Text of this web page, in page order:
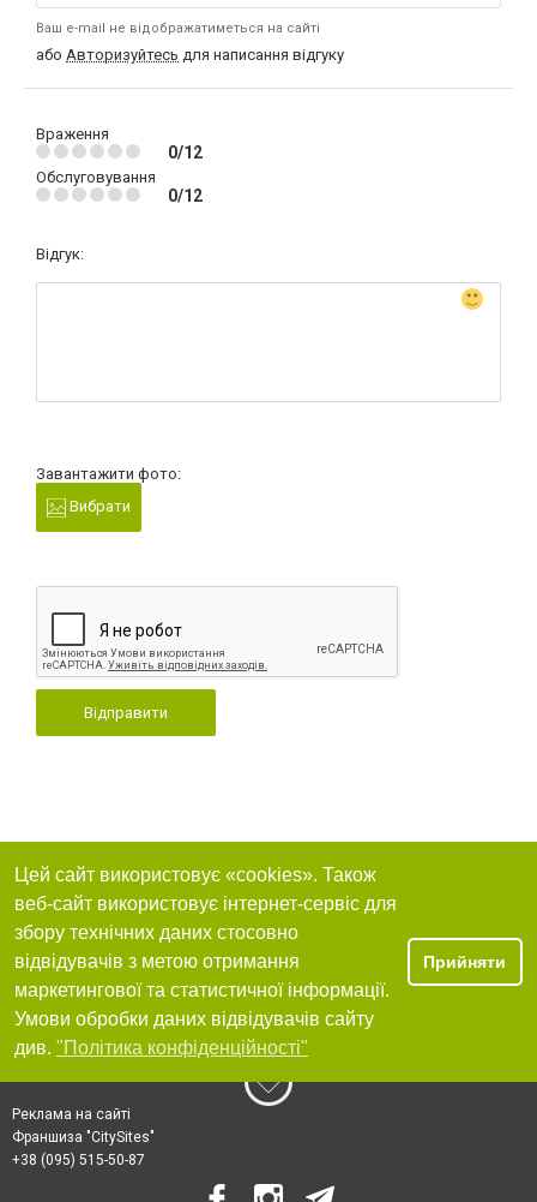
Ваш e-mail не відображатиметься на сайті
або Авторизуйтесь для написання відгуку
Враження
0/12
Обслуговування
0/12
Відгук:
Завантажити фото:
Вибрати
Відправити
Цей сайт використовує «cookies». Також
веб-сайт використовує інтернет-сервіс для
збору технічних даних стосовно
відвідувачів з метою отримання
маркетингової та статистичної інформації.
Умови обробки даних відвідувачів сайту
див. "Політика конфіденційності"
Прийняти
Реклама на сайті
Франшиза "CitySites"
+38 (095) 515-50-87